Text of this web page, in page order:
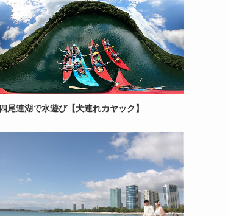
四尾連湖で水遊び【犬連れカヤック】